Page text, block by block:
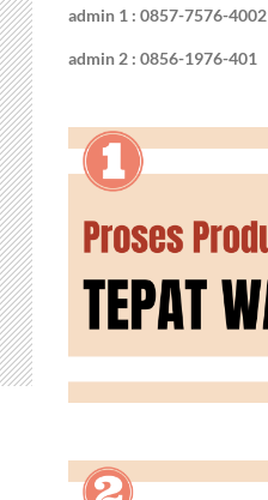
admin 1 : 0857-7576-4002
admin 2 : 0856-1976-401